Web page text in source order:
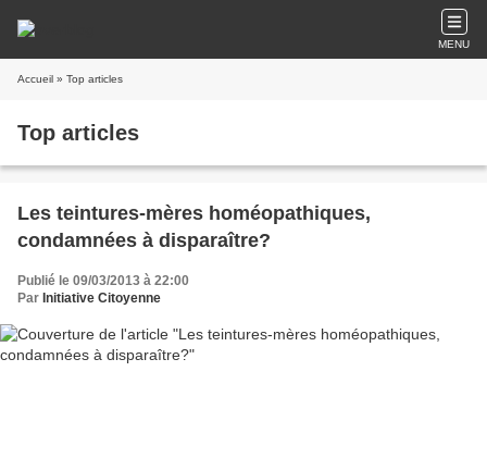
MENU
Accueil » Top articles
Top articles
Les teintures-mères homéopathiques,
condamnées à disparaître?
Publié le 09/03/2013 à 22:00
Par Initiative Citoyenne